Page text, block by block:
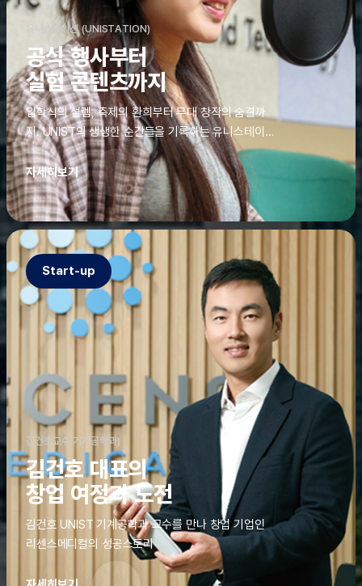
유니스테이션 (UNISTATION)
공식 행사부터
실험 콘텐츠까지
입학식의 설렘, 축제의 환희부터 무대 창작의 숨결까
지. UNIST의 생생한 순간들을 기록하는 유니스테이션
에는 청춘의 열정과 땀이 고스란히 쌓여 있었다. 그 기
록을 위해 편집실은 밤새 불을 밝히기도, 국원들은 소
파에 몸을 떨군 채 쪽잠을 자기도 한다. 이렇듯, 유니스
테이션의 성실한 기록이 있어, UNIST의 이야기는 오
늘도 새로운 빛으로 반짝일 수 있다.
자세히보기
Start-up
김건호교수(기계공학과)
김건호 대표의
창업 여정과 도전
김건호 UNIST 기계공학과 교수를 만나 창업 기업인
리센스메디컬의 성공스토리